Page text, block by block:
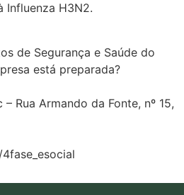
Influenza H3N2.
de Segurança e Saúde do
está preparada?
Rua Armando da Fonte, nº 15,